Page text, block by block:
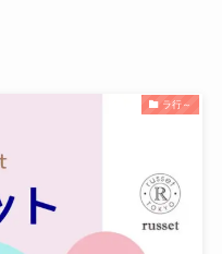
ラ行～